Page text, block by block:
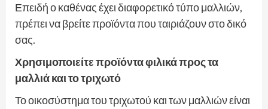
Επειδή ο καθένας έχει διαφορετικό τύπο μαλλιών,
πρέπει να βρείτε προϊόντα που ταιριάζουν στο δικό
σας.
Χρησιμοποιείτε προϊόντα φιλικά προς τα
μαλλιά και το τριχωτό
Το οικοσύστημα του τριχωτού και των μαλλιών είναι